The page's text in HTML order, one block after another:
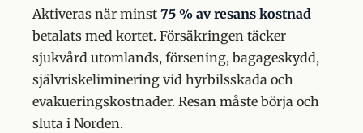
Aktiveras när minst 75 % av resans kostnad
betalats med kortet. Försäkringen täcker
sjukvård utomlands, försening, bagageskydd,
självriskeliminering vid hyrbilsskada och
evakueringskostnader. Resan måste börja och
sluta i Norden.